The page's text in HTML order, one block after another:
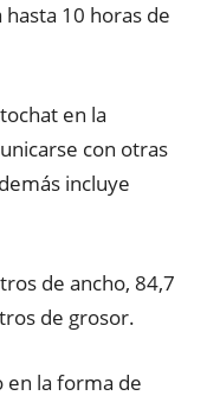
10 horas de
en la
con otras
incluye
de ancho, 84,7
de grosor.
en la forma de